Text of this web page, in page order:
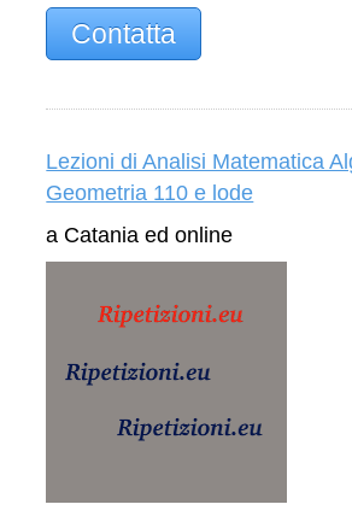
Contatta
Lezioni di Analisi Matematica
Geometria 110 e lode
a Catania ed online